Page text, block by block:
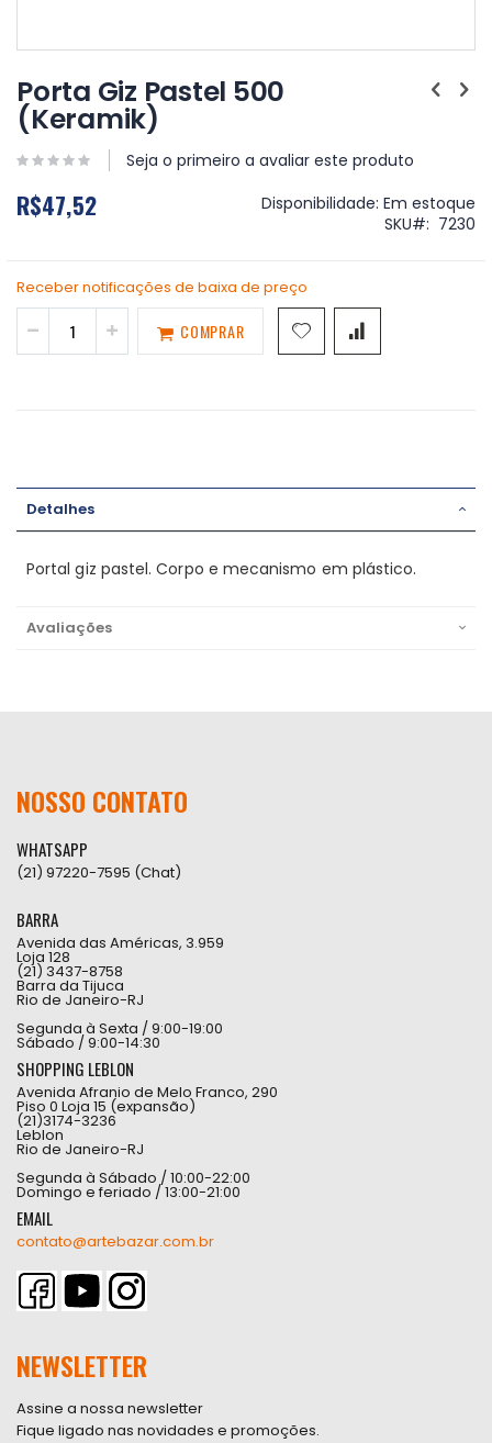
para
o
início
da
Galeria
imagens
Porta Giz Pastel 500
(Keramik)
Seja o primeiro a avaliar este produto
R$47,52 Disponibilidade: Em estoque
SKU
7230
Receber notificações de baixa de preço
COMPRAR
Detalhes
Portal giz pastel. Corpo e mecanismo em plástico.
Avaliações
NOSSO CONTATO
WHATSAPP
(21) 97220-7595 (Chat)
BARRA
Avenida das Américas, 3.959
Loja 128
(21) 3437-8758
Barra da Tijuca
Rio de Janeiro-RJ
Segunda à Sexta / 9:00-19:00
Sábado / 9:00-14:30
SHOPPING LEBLON
Avenida Afranio de Melo Franco, 290
Piso 0 Loja 15 (expansão)
(21)3174-3236
Leblon
Rio de Janeiro-RJ
Segunda à Sábado / 10:00-22:00
Domingo e feriado / 13:00-21:00
EMAIL
contato@artebazar.com.br
NEWSLETTER
Assine a nossa newsletter
Fique ligado nas novidades e promoções.